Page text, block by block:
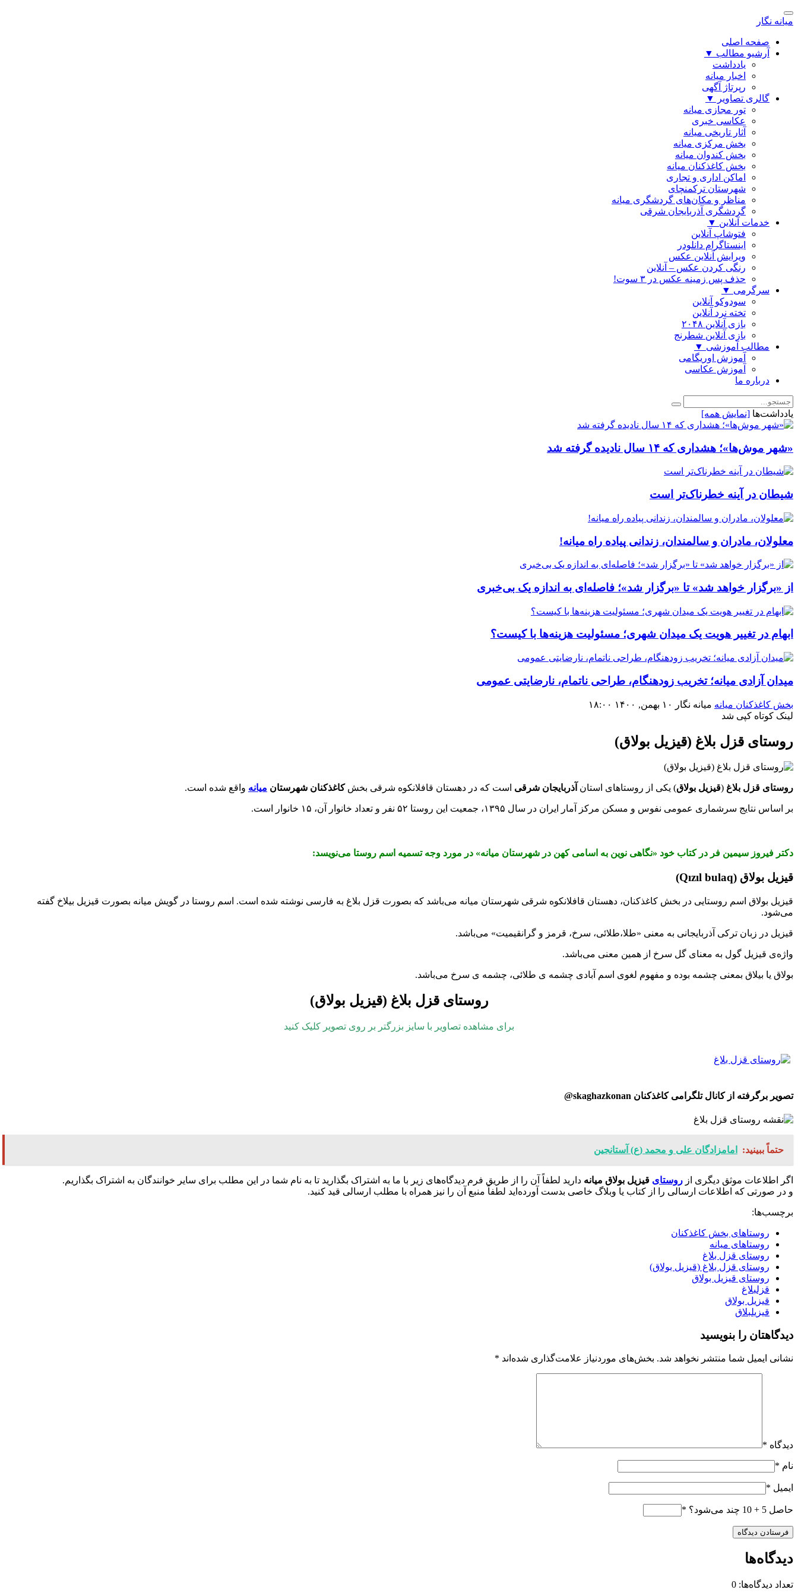
میانه نگار
صفحه اصلی
آرشیو مطالب ▼
یادداشت
اخبار میانه
رپرتاژ آگهی
گالری تصاویر
▼
تور مجازی میانه
عکاسی خبری
آثار تاریخی میانه
بخش مرکزی میانه
بخش کندوان میانه
بخش کاغذکنان میانه
اماکن اداری و تجاری
شهرستان ترکمنچای
مناظر و مکان‌های گردشگری میانه
گردشگری آذربایجان شرقی
خدمات آنلاین ▼
فتوشاپ آنلاین
اینستاگرام دانلودر
ویرایش آنلاین عکس
رنگی كردن عكس – آنلاین
حذف پس زمینه عکس در ۳ سوت!
سرگرمی ▼
سودوکو آنلاین
تخته نرد آنلاین
بازی آنلاین ۲۰۴۸
بازی آنلاین شطرنج
مطالب آموزشی ▼
آموزش اوریگامی
آموزش عکاسی
درباره ما
یادداشت‌ها [نمایش همه]
«شهر موش‌ها»؛ هشداری که ۱۴ سال نادیده گرفته شد
شیطان در آینه خطرناک‌تر است
معلولان، مادران و سالمندان، زندانی پیاده راه میانه!
از «برگزار خواهد شد» تا «برگزار شد»؛ فاصله‌ای به اندازه یک بی‌خبری
ابهام در تغییر هویت یک میدان شهری؛ مسئولیت هزینه‌ها با کیست؟
میدان آزادی میانه؛ تخریب زودهنگام، طراحی ناتمام، نارضایتی عمومی
بخش کاغذکنان میانه میانه نگار ۱۰ بهمن, ۱۴۰۰
۱۸:۰۰
لینک کوتاه کپی شد
روستای قزل بلاغ (قیزیل بولاق)
روستای قزل بلاغ (قیزیل بولاق) یکی از روستاهای استان آذربایجان شرقی است که در دهستان قافلانکوه شرقی بخشکاغذکنان شهرستان میانه واقع شده است.
بر اساس نتایج سرشماری عمومی نفوس و مسکن مرکز آمار ایران در سال ۱۳۹۵، جمعیت این روستا ۵۲ نفر و تعداد خانوار آن، ۱۵ خانوار است.
دکتر فیروز سیمین فر در کتاب خود «نگاهی نوین به اسامی کهن در شهرستان میانه» در مورد وجه تسمیه اسم روستا می‌نویسد:
قیزیل بولاق (Q ızıl bulaq)
قیزیل بولاق اسم روستایی در بخش کاغذکنان، دهستان قافلانکوه شرقی شهرستان میانه می‌باشد که بصورت قزل بلاغ به فارسی نوشته شده است. اسم روستا در گویش میانه بصورت قیزیل بیلاخ گفته
می‌شود.
قیزیل در زبان ترکی آذربایجانی به معنی «طلا،طلائی، سرخ، قرمز و گرانقیمیت» می‌باشد.
واژه‌ی قیزیل گول به معنای گل سرخ از همین معنی می‌باشد.
بولاق یا بیلاق بمعنی چشمه بوده و مفهوم لغوی اسم آبادی چشمه ی طلائی، چشمه ی سرخ می‌باشد.
روستای قزل بلاغ (قیزیل بولاق)
برای مشاهده تصاویر با سایز بزرگتر بر روی تصویر کلیک کنید
تصویر برگرفته از کانال تلگرامی کاغذکنان skaghazkonan@
حتماً ببینید: امامزادگان علی و محمد (ع) آستانجین
اگر اطلاعات موثق دیگری از روستای قیزیل بولاق میانه دارید لطفاً آن را از طریق فرم دیدگاه‌های زیر با ما به اشتراک بگذارید تا به نام شما در این مطلب برای سایر خوانندگان به اشتراک بگذاریم.
و در صورتی که اطلاعات ارسالی را از کتاب یا وبلاگ خاصی بدست آورده‌اید لطفاً منبع آن را نیز همراه با مطلب ارسالی قید کنید.
برچسب‌ها:
روستاهای بخش کاغذکنان
روستاهای میانه
روستای قزل بلاغ
روستای قزل بلاغ (قیزیل بولاق)
روستای قیزیل بولاق
قزلبلاغ
قیزیل بولاق
قیزیلبلاق
دیدگاهتان را بنویسید
نشانی ایمیل شما منتشر نخواهد شد. بخش‌های موردنیاز علامت‌گذاری شده‌اند *
دیدگاه *
نام *
ایمیل *
حاصل 5 + 10 چند می‌شود؟ *
دیدگاه‌ها
تعداد دیدگاه‌ها: 0